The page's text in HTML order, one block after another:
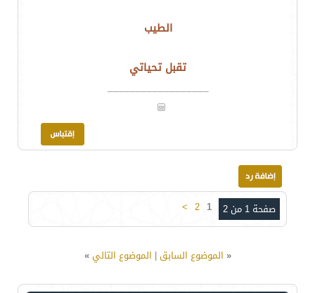
الطيب
تقبل تحياتي
__________________
صفحة 1 من 2 1
2
>
« الموضوع السابق| الموضوع التالي»